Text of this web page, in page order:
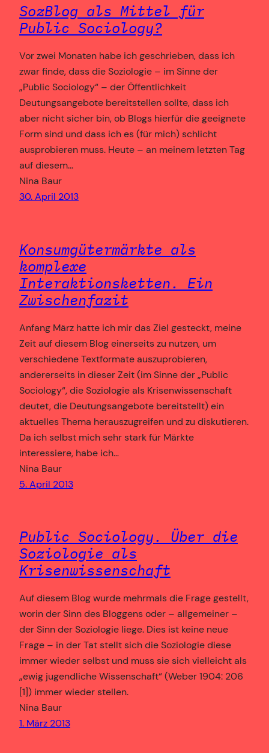
SozBlog als Mittel für
Public Sociology?
Vor zwei Monaten habe ich geschrieben, dass ich
zwar finde, dass die Soziologie – im Sinne der
„Public Sociology“ – der Öffentlichkeit
Deutungsangebote bereitstellen sollte, dass ich
aber nicht sicher bin, ob Blogs hierfür die geeignete
Form sind und dass ich es (für mich) schlicht
ausprobieren muss. Heute – an meinem letzten Tag
auf diesem…
Nina Baur
30. April 2013
Konsumgütermärkte als
komplexe
Interaktionsketten. Ein
Zwischenfazit
Anfang März hatte ich mir das Ziel gesteckt, meine
Zeit auf diesem Blog einerseits zu nutzen, um
verschiedene Textformate auszuprobieren,
andererseits in dieser Zeit (im Sinne der „Public
Sociology“, die Soziologie als Krisenwissenschaft
deutet, die Deutungsangebote bereitstellt) ein
aktuelles Thema herauszugreifen und zu diskutieren.
Da ich selbst mich sehr stark für Märkte
interessiere, habe ich…
Nina Baur
5. April 2013
Public Sociology. Über die
Soziologie als
Krisenwissenschaft
Auf diesem Blog wurde mehrmals die Frage gestellt,
worin der Sinn des Bloggens oder – allgemeiner –
der Sinn der Soziologie liege. Dies ist keine neue
Frage – in der Tat stellt sich die Soziologie diese
immer wieder selbst und muss sie sich vielleicht als
„ewig jugendliche Wissenschaft“ (Weber 1904: 206
[1]) immer wieder stellen.
Nina Baur
1. März 2013